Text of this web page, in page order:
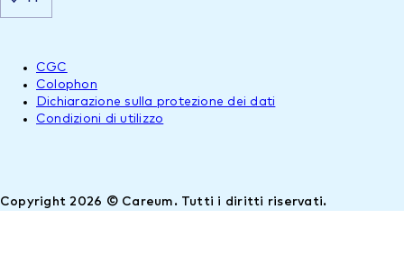
Copyright 2026 © Careum. Tutti i diritti riservati.
CGC
Colophon
Dichiarazione sulla protezione dei dati
Condizioni di utilizzo